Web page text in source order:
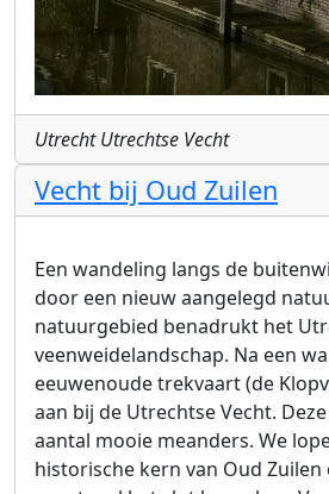
Utrecht Utrechtse Vecht
Vecht bij Oud Zuilen
Een wandeling langs de
door een nieuw aangelegd
natuurgebied benadrukt het
veenweidelandschap. Na een
eeuwenoude trekvaart (de
aan bij de Utrechtse Vecht.
aantal mooie meanders. We
historische kern van Oud Zuilen